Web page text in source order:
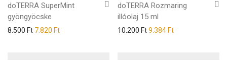
doTERRA SuperMint
gyöngyöcske
8.500Ft 7.820 Ft
doTERRA Rozmaring
illóolaj 15 ml
10.200Ft9.384 Ft